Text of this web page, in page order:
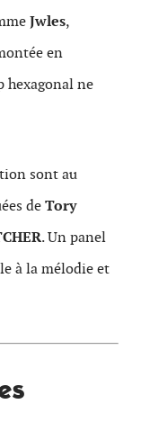
Jwles,
en
hexagonal ne
sont au
deTory
. Un panel
à la mélodie et